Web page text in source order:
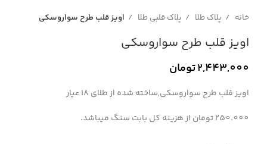
خانه پلاک طلا پلاک قلبی طلا اویز قلب طرح سواروسکی
اویز قلب طرح سواروسکی
2,443,000تومان
اویز قلب طرح سواروسکی,ساخته شده از طلای 18 عیار
250.000 تومان از هزینه کل بابت سنگ میباشد.